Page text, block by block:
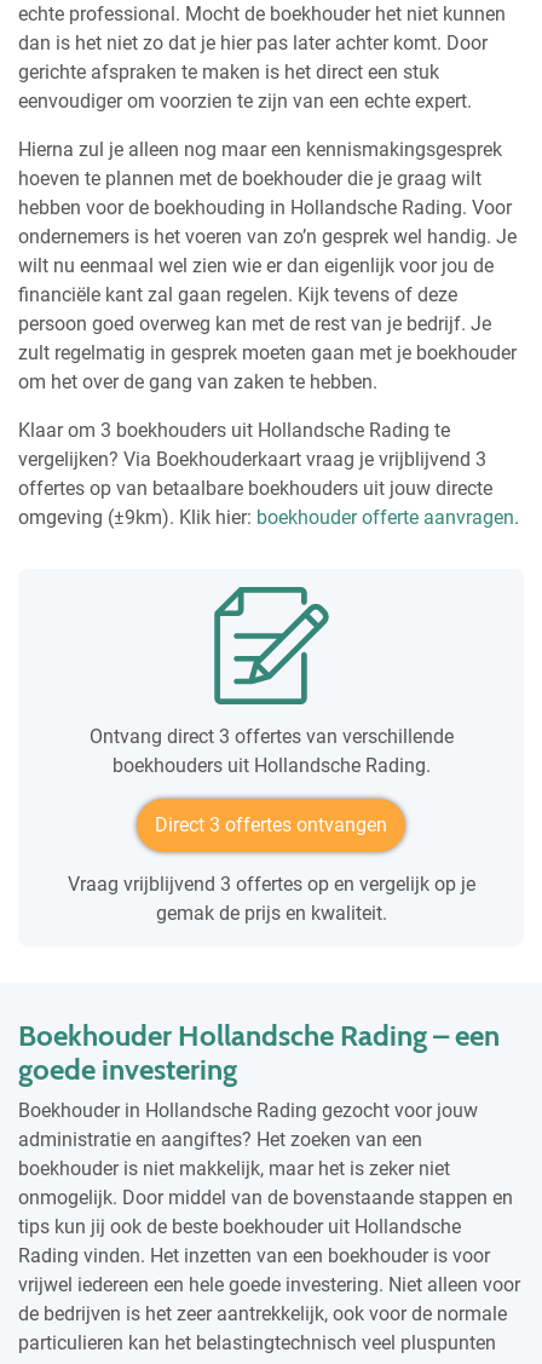
echte professional. Mocht de boekhouder het niet kunnen
dan is het niet zo dat je hier pas later achter komt. Door
gerichte afspraken te maken is het direct een stuk
eenvoudiger om voorzien te zijn van een echte expert.
Hierna zul je alleen nog maar een kennismakingsgesprek
hoeven te plannen met de boekhouder die je graag wilt
hebben voor de boekhouding in Hollandsche Rading. Voor
ondernemers is het voeren van zo’n gesprek wel handig. Je
wilt nu eenmaal wel zien wie er dan eigenlijk voor jou de
financiële kant zal gaan regelen. Kijk tevens of deze
persoon goed overweg kan met de rest van je bedrijf. Je
zult regelmatig in gesprek moeten gaan met je boekhouder
om het over de gang van zaken te hebben.
Klaar om 3 boekhouders uit Hollandsche Rading te
vergelijken? Via Boekhouderkaart vraag je vrijblijvend 3
offertes op van betaalbare boekhouders uit jouw directe
omgeving (±9km). Klik hier: boekhouder offerte aanvragen.
Ontvang direct 3 offertes van verschillende
boekhouders uit Hollandsche Rading.
Direct 3 offertes ontvangen
Vraag vrijblijvend 3 offertes op en vergelijk op je
gemak de prijs en kwaliteit.
Boekhouder Hollandsche Rading – een
goede investering
Boekhouder in Hollandsche Rading gezocht voor jouw
administratie en aangiftes? Het zoeken van een
boekhouder is niet makkelijk, maar het is zeker niet
onmogelijk. Door middel van de bovenstaande stappen en
tips kun jij ook de beste boekhouder uit Hollandsche
Rading vinden. Het inzetten van een boekhouder is voor
vrijwel iedereen een hele goede investering. Niet alleen voor
de bedrijven is het zeer aantrekkelijk, ook voor de normale
particulieren kan het belastingtechnisch veel pluspunten